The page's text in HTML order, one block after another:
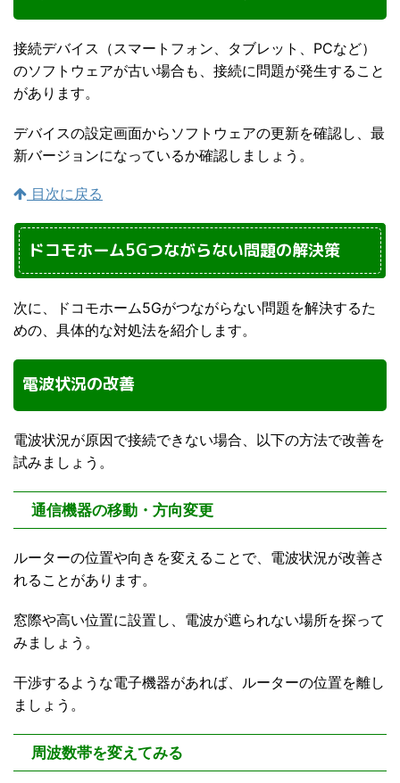
接続デバイス（スマートフォン、タブレット、PCなど）
のソフトウェアが古い場合も、接続に問題が発生すること
があります。
デバイスの設定画面からソフトウェアの更新を確認し、最
新バージョンになっているか確認しましょう。
目次に戻る
ドコモホーム5Gつながらない問題の解決策
次に、ドコモホーム5Gがつながらない問題を解決するた
めの、具体的な対処法を紹介します。
電波状況の改善
電波状況が原因で接続できない場合、以下の方法で改善を
試みましょう。
通信機器の移動・方向変更
ルーターの位置や向きを変えることで、電波状況が改善さ
れることがあります。
窓際や高い位置に設置し、電波が遮られない場所を探って
みましょう。
干渉するような電子機器があれば、ルーターの位置を離し
ましょう。
周波数帯を変えてみる